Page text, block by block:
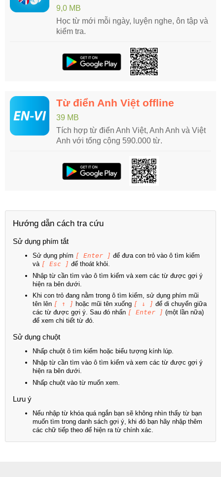
9,0 MB
Học từ mới mỗi ngày, luyện nghe, ôn tập và
kiểm tra.
Từ điển Anh Việt offline
39 MB
Tích hợp từ điển Anh Việt, Anh Anh và Việt
Anh với tổng cộng 590.000 từ.
Hướng dẫn cách tra cứu
Sử dụng phím tắt
Sử dụng phím [ Enter ] để đưa con trỏ vào ô tìm kiếm
và [ Esc ] để thoát khỏi.
Nhập từ cần tìm vào ô tìm kiếm và xem các từ được gợi ý
hiện ra bên dưới.
Khi con trỏ đang nằm trong ô tìm kiếm, sử dụng phím mũi
tên lên [ ↑ ] hoặc mũi tên xuống [ ↓ ] để di chuyển giữa
các từ được gợi ý. Sau đó nhấn [ Enter ] (một lần nữa)
để xem chi tiết từ đó.
Sử dụng chuột
Nhấp chuột ô tìm kiếm hoặc biểu tượng kính lúp.
Nhập từ cần tìm vào ô tìm kiếm và xem các từ được gợi ý
hiện ra bên dưới.
Nhấp chuột vào từ muốn xem.
Lưu ý
Nếu nhập từ khóa quá ngắn bạn sẽ không nhìn thấy từ bạn
muốn tìm trong danh sách gợi ý, khi đó bạn hãy nhập thêm
các chữ tiếp theo để hiện ra từ chính xác.